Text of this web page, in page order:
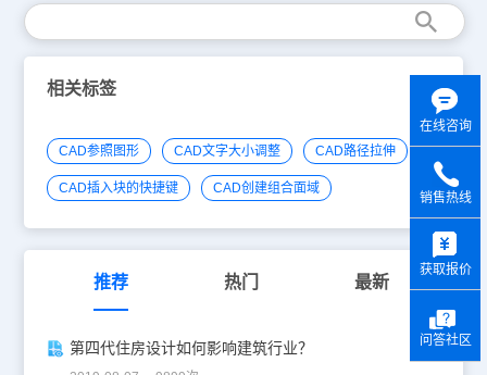
相关标签
CAD参照图形 CAD文字大小调整 CAD路径拉伸
CAD插入块的快捷键 CAD创建组合面域
推荐 热门 最新
第四代住房设计如何影响建筑行业？
在线咨询
销售热线
获取报价
问答社区